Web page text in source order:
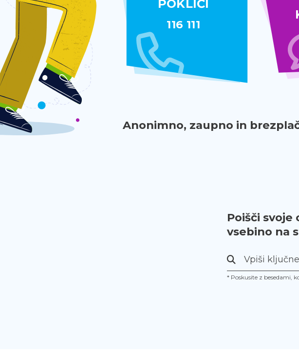
POKLIČI
116 111
Anonimno, zaupno in
Poišči
vsebino na
Prebrskaj
-
* Poskusite z besedami,